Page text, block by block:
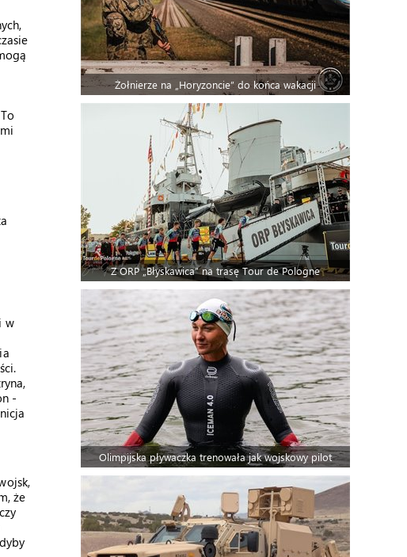
w
-
że
Żołnierze na „Horyzoncie” do końca wakacji
Z ORP „Błyskawica” na trasę Tour de Pologne
Olimpijska pływaczka trenowała jak wojskowy pilot